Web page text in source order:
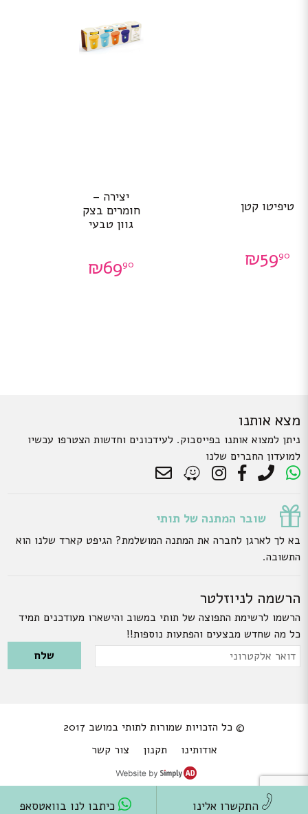
טיפיטו קטן
₪5990
יצירה –
חומרים בצק
גוון טבעי
₪6990
מצא אותנו
ניתן למצוא אותנו בפייסבוק. לעידכונים וחדשות הצטרפו עכשיו
למועדון החברים שלנו
שובר המתנה של תותי
בא לך לארגן לחברה את המתנה המושלמת? הגיפט קארד שלנו הוא
התשובה.
הרשמה לניוזלטר
הרשמו לרשימת התפוצה של תותי במשוב והישארו מעודכנים תמיד
כל מה שחדש מבצעים והפתעות נוספות!!
Please leave this field empty.
דואר
© כל הזכויות שמורות לתותי במושב 2017
אודותינו
תקנון צור קשר
התקשרו אלינו כיתבו לנו בוואטסאפ